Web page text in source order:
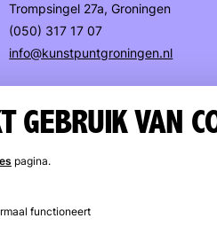
GEBRUIK VAN
pagina.
functioneert
Trompsingel 27a, Groningen
(050) 317 17 07
info@kunstpuntgroningen.nl
KunstuitleenTrompsingel:
Gesloten van 13 juli t/m 9